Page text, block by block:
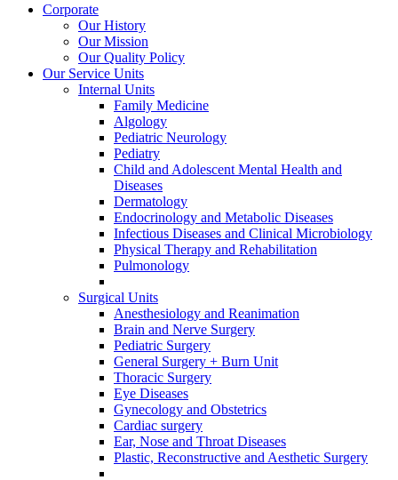
Corporate
Our History
Our Mission
Our Quality Policy
Our Service Units
Internal Units
Family Medicine
Algology
Pediatric Neurology
Pediatry
Child and Adolescent Mental Health and
Diseases
Dermatology
Endocrinology and Metabolic Diseases
Infectious Diseases and Clinical Microbiology
Physical Therapy and Rehabilitation
Pulmonology
Surgical Units
Anesthesiology and Reanimation
Brain and Nerve Surgery
Pediatric Surgery
General Surgery + Burn Unit
Thoracic Surgery
Eye Diseases
Gynecology and Obstetrics
Cardiac surgery
Ear, Nose and Throat Diseases
Plastic, Reconstructive and Aesthetic Surgery